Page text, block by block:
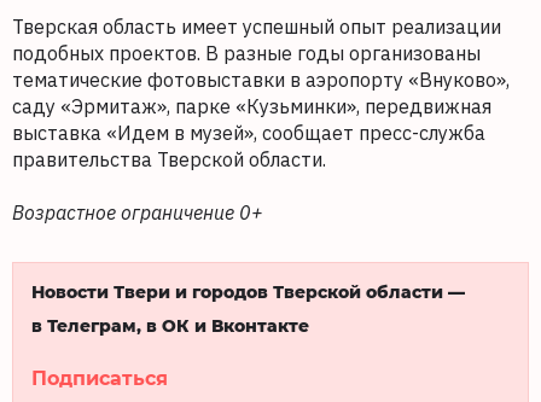
Тверская область имеет успешный опыт реализации
подобных проектов. В разные годы организованы
тематические фотовыставки в аэропорту «Внуково»,
саду «Эрмитаж», парке «Кузьминки», передвижная
выставка «Идем в музей», сообщает пресс-служба
правительства Тверской области.
Возрастное ограничение 0+
Новости Твери и городов Тверской области —
в Телеграм, в ОК и Вконтакте
Подписаться